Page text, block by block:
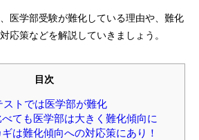
医学部受験が難化している理由や、難化
応策などを解説していきましょう。
目次
ストでは医学部が難化
ても医学部は大きく難化傾向に
は難化傾向への対応策にあり！